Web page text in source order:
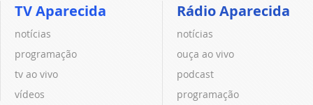
TV Aparecida
notícias
programação
tv ao vivo
vídeos
Rádio Aparecida
notícias
ouça ao vivo
podcast
programação